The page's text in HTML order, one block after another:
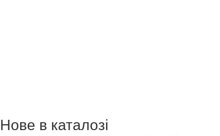
Нове в каталозі